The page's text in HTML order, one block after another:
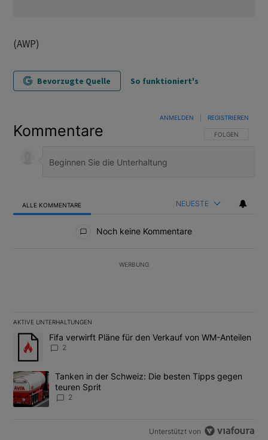
(AWP)
Bevorzugte Quelle So funktioniert's
Kommentare FOLGE DIESER
FOLGEN
ANMELDEN REGISTRIEREN
ALLE KOMMENTARE NEUESTE
Noch keine Kommentare
WERBUNG
AKTIVE UNTERHALTUNGEN
Das Folgende ist eine Liste der am meisten kommentierten
Ein Trendartikel mit dem Titel "Fifa verwirft Pläne für den
Fifa verwirft Pläne für den Verkauf von WM-Anteilen
2
Ein Trendartikel mit dem Titel "Tanken in der Schweiz: Die
Tanken in der Schweiz: Die besten Tipps gegen
teuren Sprit
2
Unterstützt von